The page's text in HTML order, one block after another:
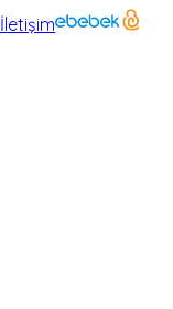
İletişim